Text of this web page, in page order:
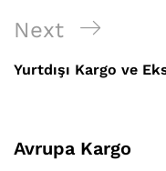
Next
Post
Next
Yurtdışı Kargo ve
Avrupa Kargo